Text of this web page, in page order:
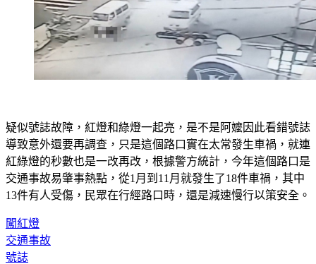
疑似號誌故障，紅燈和綠燈一起亮，是不是阿嬤因此看錯號誌
導致意外還要再調查，只是這個路口實在太常發生車禍，就連
紅綠燈的秒數也是一改再改，根據警方統計，今年這個路口是
交通事故易肇事熱點，從1月到11月就發生了18件車禍，其中
13件有人受傷，民眾在行經路口時，還是減速慢行以策安全。
闖紅燈
交通事故
號誌